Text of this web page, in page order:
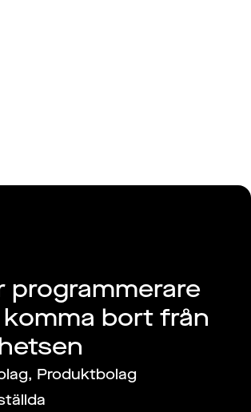
programmerare
bort från
Produktbolag